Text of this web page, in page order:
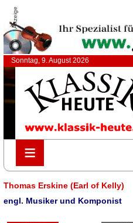
Anzeige
Sonntag, 9. August 2026
≡
≡
Thomas Erskine (Earl of Kelly)
engl. Musiker und Komponist